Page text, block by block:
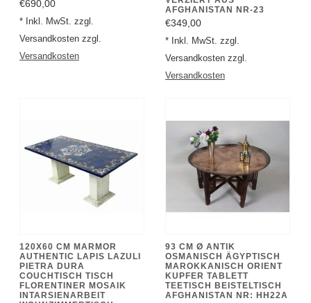
* Inkl. MwSt. zzgl.
Versandkosten zzgl.
Versandkosten
€349,00
* Inkl. MwSt. zzgl.
Versandkosten zzgl.
Versandkosten
PIETRA DURA
COUCHTISCH TISCH
FLORENTINER MOSAIK
INTARSIENARBEIT
WOHNZIMMERTISCH
AFGHANISTAN (LAPIS)
MAROKKANISCH ORIENT
KUPFER TABLETT
TEETISCH BEISTELTISCH
AFGHANISTAN NR: HH22A
€650,00